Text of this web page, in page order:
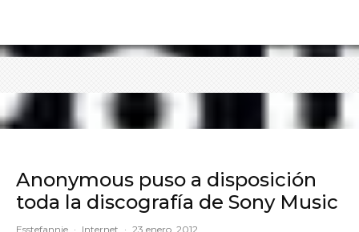
Anonymous puso a disposición
toda la discografía de Sony Music
Esstefannie · Internet · 23 enero, 2012